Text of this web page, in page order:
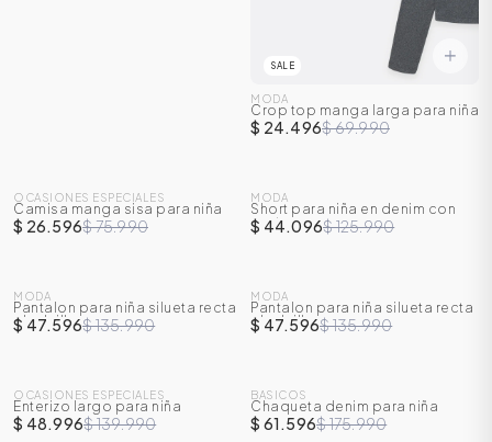
SALE
MODA
Crop top manga larga para niña
$ 24.496$ 69.990
-65%
OCASIONES ESPECIALES
Camisa manga sisa para niña
$ 26.596$ 75.990
-65 %
MODA
Short para niña en denim con
cortes
$ 44.096$ 125.990
-65%
MODA
Pantalon para niña silueta recta
y bolsillos
$ 47.596$ 135.990
-65%
MODA
Pantalon para niña silueta recta
y bolsillos
$ 47.596$ 135.990
-65%
OCASIONES ESPECIALES
Enterizo largo para niña
$ 48.996$ 139.990
-65%
BASICOS
Chaqueta denim para niña
$ 61.596$ 175.990